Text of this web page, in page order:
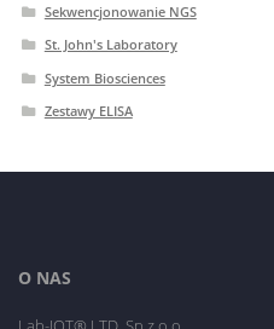
Sekwencjonowanie NGS
St. John's Laboratory
System Biosciences
Zestawy ELISA
O NAS